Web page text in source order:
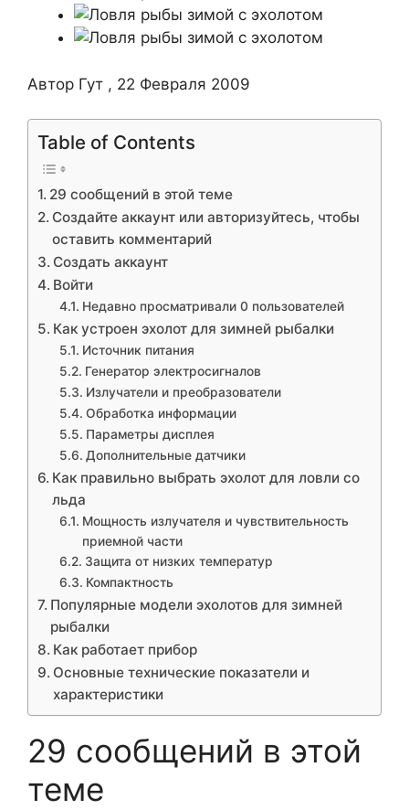
Автор Гут , 22 Февраля 2009
Table of Contents
29 сообщений в этой теме
Создайте аккаунт или авторизуйтесь, чтобы
оставить комментарий
Создать аккаунт
Войти
Недавно просматривали 0 пользователей
Как устроен эхолот для зимней рыбалки
Источник питания
Генератор электросигналов
Излучатели и преобразователи
Обработка информации
Параметры дисплея
Дополнительные датчики
Как правильно выбрать эхолот для ловли со
льда
Мощность излучателя и чувствительность
приемной части
Защита от низких температур
Компактность
Популярные модели эхолотов для зимней
рыбалки
Как работает прибор
Основные технические показатели и
характеристики
29 сообщений в этой
теме